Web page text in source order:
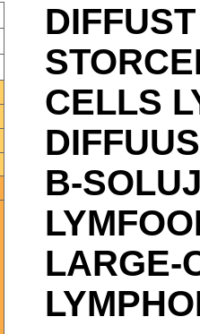
DIFFUST
CELLS
B-
LARGE-